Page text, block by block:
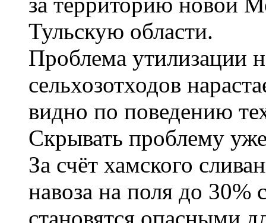
Тульскую области.
Проблема утилизации
сельхозотходов
видно по поведению
Скрывать проблему
За счёт хамского
навоза на поля до 30%